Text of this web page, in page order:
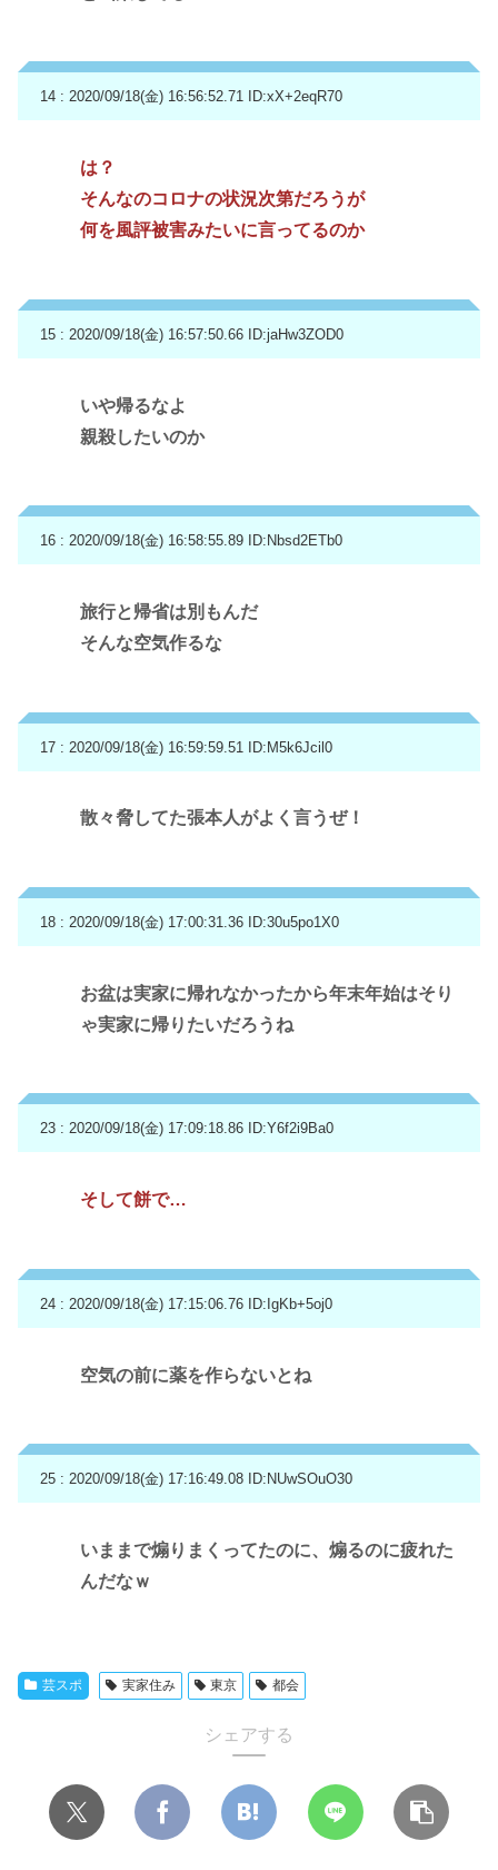
14 : 2020/09/18(金) 16:56:52.71 ID:xX+2eqR70
は？
そんなのコロナの状況次第だろうが
何を風評被害みたいに言ってるのか
15 : 2020/09/18(金) 16:57:50.66 ID:jaHw3ZOD0
いや帰るなよ
親殺したいのか
16 : 2020/09/18(金) 16:58:55.89 ID:Nbsd2ETb0
旅行と帰省は別もんだ
そんな空気作るな
17 : 2020/09/18(金) 16:59:59.51 ID:M5k6Jcil0
散々脅してた張本人がよく言うぜ！
18 : 2020/09/18(金) 17:00:31.36 ID:30u5po1X0
お盆は実家に帰れなかったから年末年始はそり
ゃ実家に帰りたいだろうね
23 : 2020/09/18(金) 17:09:18.86 ID:Y6f2i9Ba0
そして餅で…
24 : 2020/09/18(金) 17:15:06.76 ID:IgKb+5oj0
空気の前に薬を作らないとね
25 : 2020/09/18(金) 17:16:49.08 ID:NUwSOuO30
いままで煽りまくってたのに、煽るのに疲れた
んだなｗ
芸スポ 実家住み 東京 都会
シェアする